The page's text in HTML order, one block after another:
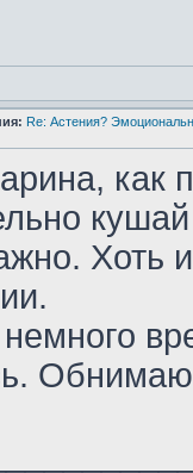
Re: Астения?
как
Хоть